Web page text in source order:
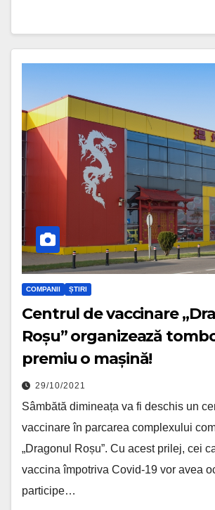
COMPANII ȘTIRI
Centrul de vaccinare
Roșu” organizează
premiu o mașină!
29/10/2021
Sâmbătă dimineața va fi deschis un
vaccinare în parcarea complexului
„Dragonul Roșu”. Cu acest prilej, cei
vaccina împotriva Covid-19 vor avea
participe…